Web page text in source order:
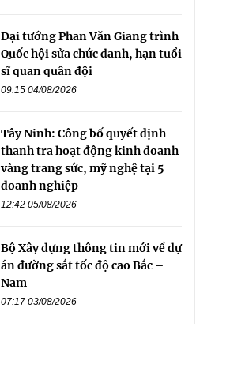
Đại tướng Phan Văn Giang trình
Quốc hội sửa chức danh, hạn tuổi
sĩ quan quân đội
09:15 04/08/2026
Tây Ninh: Công bố quyết định
thanh tra hoạt động kinh doanh
vàng trang sức, mỹ nghệ tại 5
doanh nghiệp
12:42 05/08/2026
Bộ Xây dựng thông tin mới về dự
án đường sắt tốc độ cao Bắc –
Nam
07:17 03/08/2026